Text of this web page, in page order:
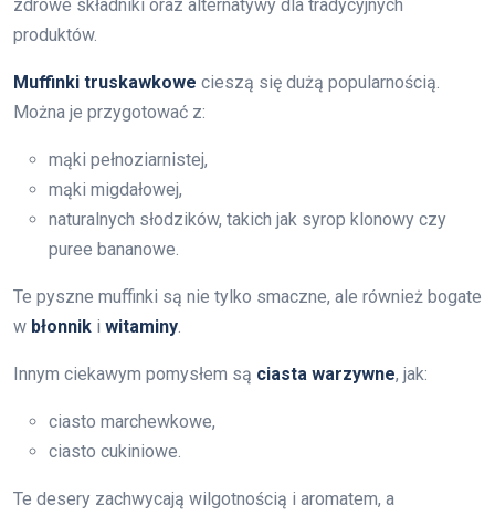
zdrowe składniki oraz alternatywy dla tradycyjnych
produktów.
Muffinki truskawkowe cieszą się dużą popularnością.
Można je przygotować z:
mąki pełnoziarnistej,
mąki migdałowej,
naturalnych słodzików, takich jak syrop klonowy czy
puree bananowe.
Te pyszne muffinki są nie tylko smaczne, ale również bogate
w błonnik i witaminy
Innym ciekawym pomysłem są ciasta warzywne, jak:
ciasto marchewkowe,
ciasto cukiniowe.
Te desery zachwycają wilgotnością i aromatem, a